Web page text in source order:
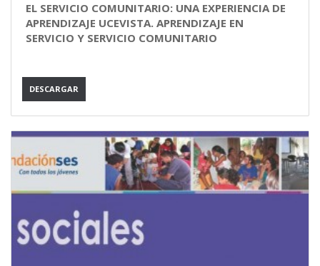
EL SERVICIO COMUNITARIO: UNA EXPERIENCIA DE
APRENDIZAJE UCEVISTA. APRENDIZAJE EN
SERVICIO Y SERVICIO COMUNITARIO
DESCARGAR